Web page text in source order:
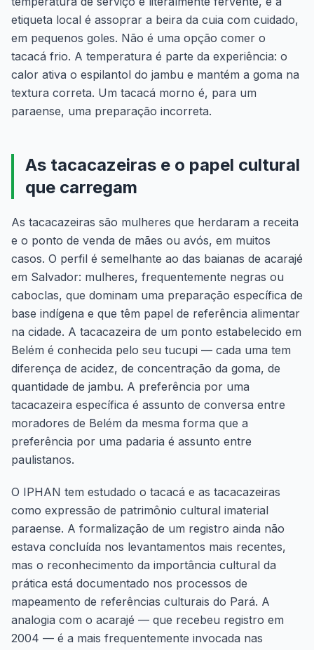
etiqueta local é assoprar a beira da cuia com cuidado,
em pequenos goles. Não é uma opção comer o
tacacá frio. A temperatura é parte da experiência: o
calor ativa o espilantol do jambu e mantém a goma na
textura correta. Um tacacá morno é, para um
paraense, uma preparação incorreta.
As tacacazeiras e o papel cultural
que carregam
As tacacazeiras são mulheres que herdaram a receita
e o ponto de venda de mães ou avós, em muitos
casos. O perfil é semelhante ao das baianas de acarajé
em Salvador: mulheres, frequentemente negras ou
caboclas, que dominam uma preparação específica de
base indígena e que têm papel de referência alimentar
na cidade. A tacacazeira de um ponto estabelecido em
Belém é conhecida pelo seu tucupi — cada uma tem
diferença de acidez, de concentração da goma, de
quantidade de jambu. A preferência por uma
tacacazeira específica é assunto de conversa entre
moradores de Belém da mesma forma que a
preferência por uma padaria é assunto entre
paulistanos.
O IPHAN tem estudado o tacacá e as tacacazeiras
como expressão de patrimônio cultural imaterial
paraense. A formalização de um registro ainda não
estava concluída nos levantamentos mais recentes,
mas o reconhecimento da importância cultural da
prática está documentado nos processos de
mapeamento de referências culturais do Pará. A
analogia com o acarajé — que recebeu registro em
2004 — é a mais frequentemente invocada nas